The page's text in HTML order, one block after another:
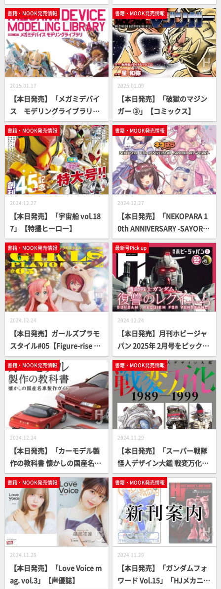
ップ！
ープラモ編-」【How To】
書籍・MOOK発売情報
2025.01.17
【本日発売】「メガミデバイ
ス モデリングライブラリ」
【デカール付き】
書籍・MOOK発売情報
2025.01.09
【本日発売】「破獄のマジン
ガー ③」【コミックス】
書籍・MOOK発売情報
2024.12.27
【本日発売】「宇宙船 vol.18
7」【特撮ヒーロー】
書籍・MOOK発売情報
2024.12.27
【本日発売】「NEKOPARA 1
0th ANNIVERSARY -SAYORI A
RT WORKS-」【画集】
書籍・MOOK発売情報
2024.12.24
【本日発売】ガールズプラモ
スタイル#05【Figure-rise St
andard／30 MINUTES SISTE
RS】
最新号Pick up
2024.12.24
【本日発売】月刊ホビージャ
パン 2025年 2月号をピックア
ップ！
書籍・MOOK発売情報
2024.12.24
【本日発売】「カーモデル製
作の教科書 懐かしの国産名車
製作ガイド」【車模型】
書籍・MOOK発売情報
2024.11.29
【本日発売】「スーパー戦隊
怪人デザイン大鑑 戦変万化
1989-1999」【デザイン画
集】
書籍・MOOK発売情報
2024.11.29
【本日発売】「Love Voice m
ag. vol.3」【声優誌】
書籍・MOOK発売情報
2024.11.29
【本日発売】「ガンダムフォ
ワード Vol.15」「HJメカニク